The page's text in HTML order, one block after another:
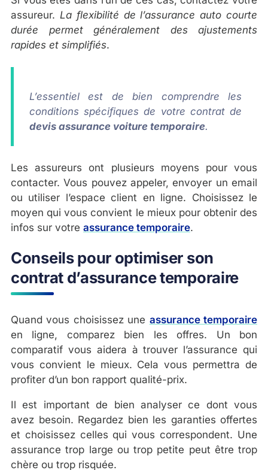
assureur. La flexibilité de l’assurance auto courte
durée permet généralement des ajustements
rapides et simplifiés.
L’essentiel est de bien comprendre les
conditions spécifiques de votre contrat de
devis assurance voiture temporaire.
Les assureurs ont plusieurs moyens pour vous
contacter. Vous pouvez appeler, envoyer un email
ou utiliser l’espace client en ligne. Choisissez le
moyen qui vous convient le mieux pour obtenir des
infos sur votre assurance temporaire.
Conseils pour optimiser son
contrat d’assurance temporaire
Quand vous choisissez une assurance temporaire
en ligne, comparez bien les offres. Un bon
comparatif vous aidera à trouver l’assurance qui
vous convient le mieux. Cela vous permettra de
profiter d’un bon rapport qualité-prix.
Il est important de bien analyser ce dont vous
avez besoin. Regardez bien les garanties offertes
et choisissez celles qui vous correspondent. Une
assurance trop large ou trop petite peut être trop
chère ou trop risquée.